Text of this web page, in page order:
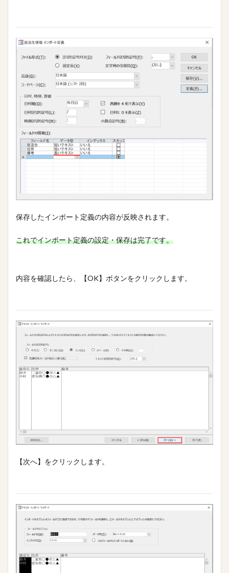
保存したインポート定義の内容が反映されます。
これでインポート定義の設定・保存は完了です。
内容を確認したら、【OK】ボタンをクリックします。
【次へ】をクリックします。